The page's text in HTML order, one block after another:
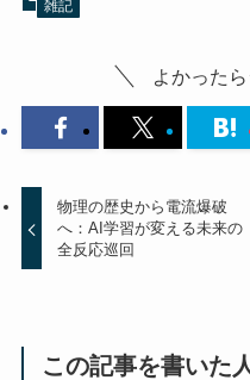
雑記
よかった
物理の歴史から電流爆破
へ：AI学習が変える未来の
全反応巡回
この記事を書いた